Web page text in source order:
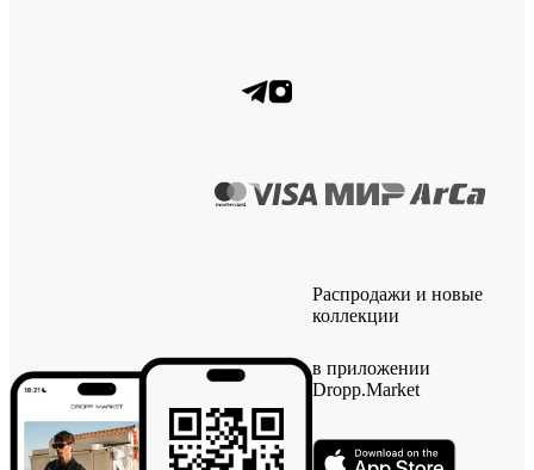
Распродажи и новые
коллекции
в приложении
Dropp.Market